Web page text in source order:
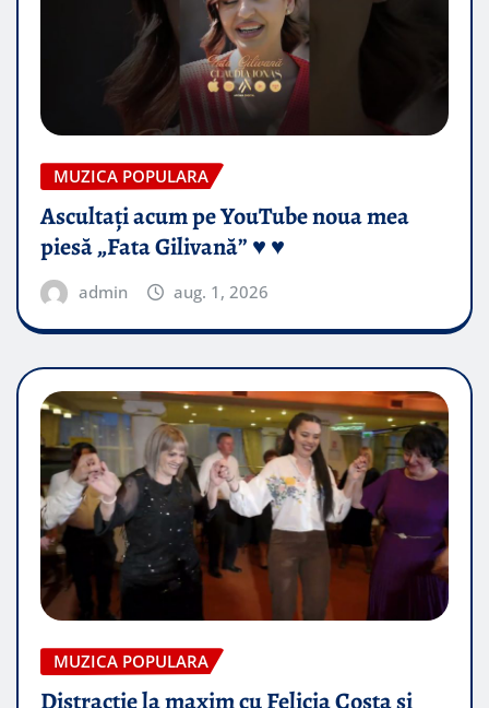
MUZICA POPULARA
Ascultați acum pe YouTube noua mea
piesă „Fata Gilivană” ♥️ ♥️
admin aug. 1, 2026
MUZICA POPULARA
Distractie la maxim cu Felicia Costa si